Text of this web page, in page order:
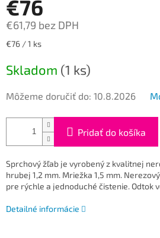
€76
€61,79 bez DPH
Jednotková
€76 / 1 ks
Skladom (1 ks)
Môžeme doručiť do: 10.8.2026
Pridať do košíka
Sprchový žľab je vyrobený z kvalitnej
hrubej 1,2 mm. Mriežka 1,5 mm.
pre rýchle a jednoduché čistenie. Odtok
Detailné informácie